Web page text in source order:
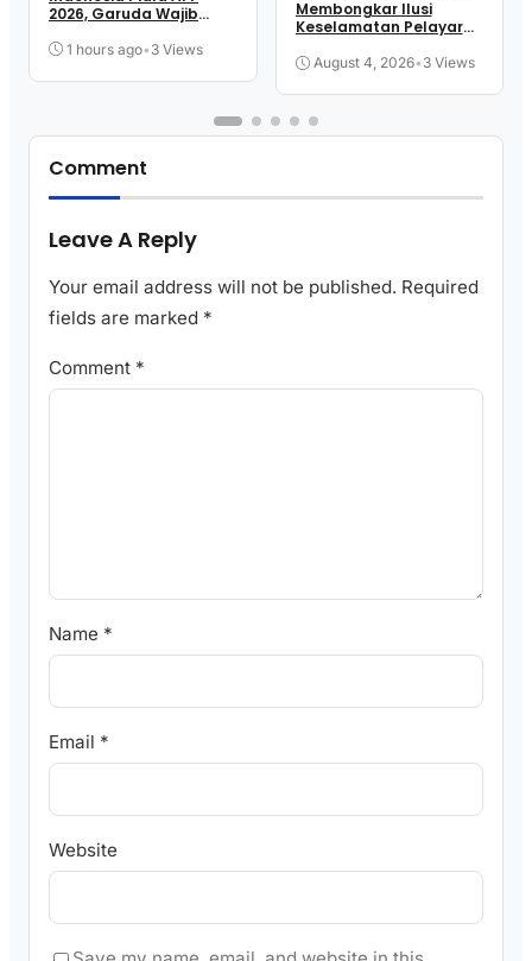
2026, Garuda Wajib
1 hours ago• 3 Views
Membongkar Ilusi
Keselamatan Pelayaran
August 4, 2026• 3 Views
Comment
Leave A Reply
Your email address will not be published. Required
fields are marked *
Comment *
Name *
Email *
Website